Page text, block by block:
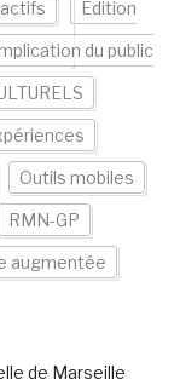
Edition
du public
Outils mobiles
RMN-GP
augmentée
de Marseille